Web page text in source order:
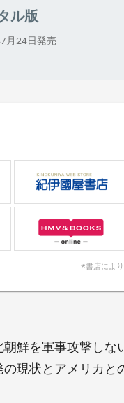
ル版
月24日発売
※書店によ
鮮を軍事攻撃しな
現状とアメリカと